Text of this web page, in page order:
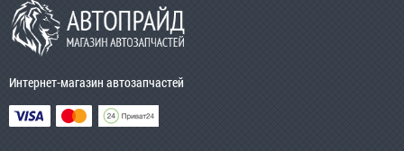
Интернет-магазин автозапчастей